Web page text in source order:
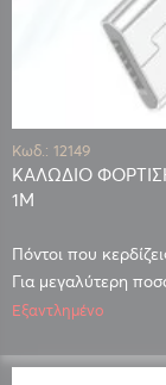
Κωδ.: 12149
ΚΑΛΩΔΙΟ
1Μ
Πόντοι που
Για μεγαλύτερη
Εξαντλημένο